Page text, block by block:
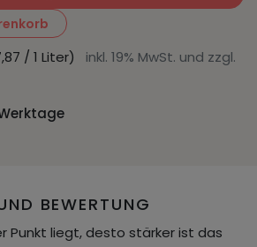
/ 1 Liter) inkl. 19% MwSt. und zzgl.
BEWERTUNG
Punkt liegt, desto stärker ist das